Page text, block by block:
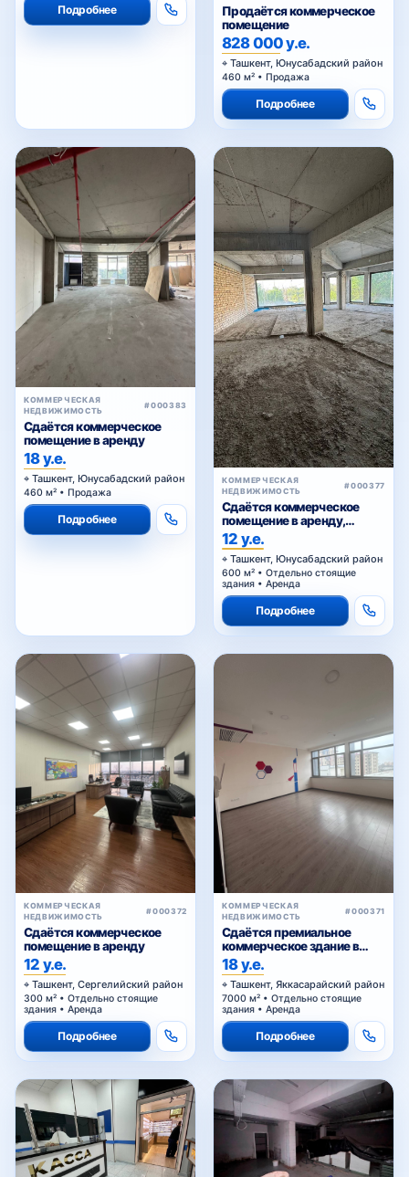
Подробнее
Продаётся коммерческое
помещение
828 000 у.е.
Ташкент, Юнусабадский район
460 м² • Продажа
Подробнее
КОММЕРЧЕСКАЯ
НЕДВИЖИМОСТЬ
#000383
Сдаётся коммерческое
помещение в аренду
18 у.е.
Ташкент, Юнусабадский район
460 м² • Продажа
Подробнее
КОММЕРЧЕСКАЯ
НЕДВИЖИМОСТЬ
#000377
Сдаётся коммерческое
помещение в аренду,
Сагбан
12 у.е.
Ташкент, Юнусабадский район
600 м² • Отдельно стоящие
здания • Аренда
Подробнее
КОММЕРЧЕСКАЯ
НЕДВИЖИМОСТЬ
#000372
Сдаётся коммерческое
помещение в аренду
12 у.е.
Ташкент, Сергелийский район
300 м² • Отдельно стоящие
здания • Аренда
Подробнее
КОММЕРЧЕСКАЯ
НЕДВИЖИМОСТЬ
#000371
Сдаётся премиальное
коммерческое здание в
аренду
18 у.е.
Ташкент, Яккасарайский район
7000 м² • Отдельно стоящие
здания • Аренда
Подробнее